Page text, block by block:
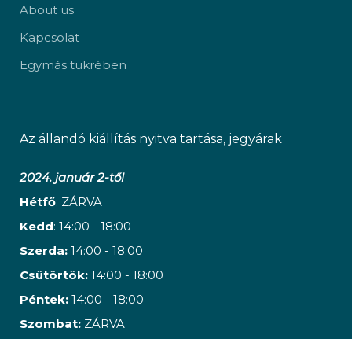
About us
Kapcsolat
Egymás tükrében
Az állandó kiállítás nyitva tartása, jegyárak
2024. január 2-től
Hétfő: ZÁRVA
Kedd: 14:00 - 18:00
Szerda: 14:00 - 18:00
Csütörtök: 14:00 - 18:00
Péntek: 14:00 - 18:00
Szombat: ZÁRVA